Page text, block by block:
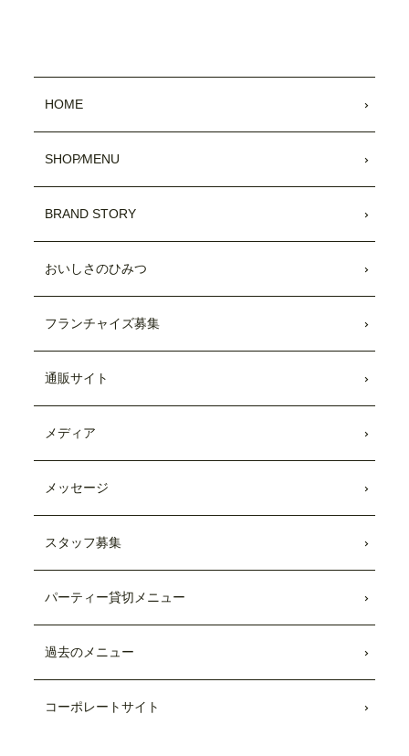
HOME
SHOP⁄MENU
BRAND STORY
おいしさのひみつ
フランチャイズ募集
通販サイト
メディア
メッセージ
スタッフ募集
パーティー貸切メニュー
過去のメニュー
コーポレートサイト